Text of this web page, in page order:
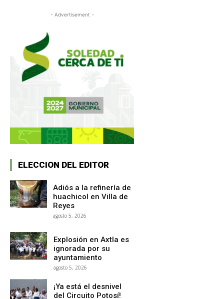
- Advertisement -
ELECCION DEL EDITOR
Adiós a la refinería de
huachicol en Villa de
Reyes
agosto 5, 2026
Explosión en Axtla es
ignorada por su
ayuntamiento
agosto 5, 2026
¡Ya está el desnivel
del Circuito Potosí!